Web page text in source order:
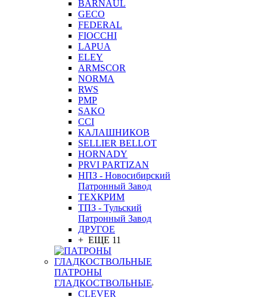
BARNAUL
GEСO
FEDERAL
FIOCCHI
LAPUA
ELEY
ARMSCOR
NORMA
RWS
PMP
SAKO
CCI
КАЛАШНИКОВ
SELLIER BELLOT
HORNADY
PRVI PARTIZAN
НПЗ - Новосибирский
Патронный Завод
ТЕХКРИМ
ТПЗ - Тульский
Патронный Завод
ДРУГОЕ
+ ЕЩЕ 11
ПАТРОНЫ
ГЛАДКОСТВОЛЬНЫЕ
CLEVER